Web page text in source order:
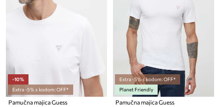
-10%
Extra -5% s kodom: OFF*
Pamučna majica Guess
Extra -5% s kodom: OFF*
Planet Friendly
Pamučna majica Guess